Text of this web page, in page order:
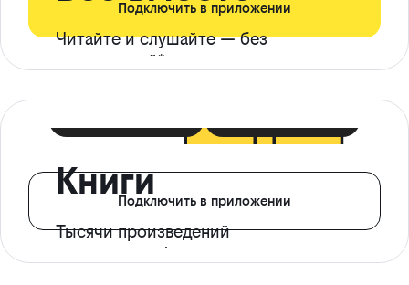
Читайте и слушайте — без
ограничений*
Подключить в приложении
Книги
Тысячи произведений
с доступом офлайн
Подключить в приложении